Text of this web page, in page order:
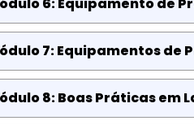
7: Equipamentos de
8: Boas Práticas em